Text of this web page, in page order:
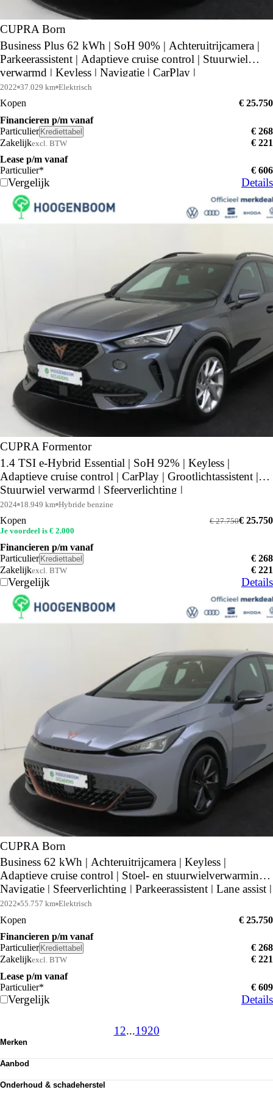
CUPRA Born
Business Plus 62 kWh | SoH 90% | Achteruitrijcamera |
Parkeerassistent | Adaptieve cruise control | Stuurwiel
verwarmd | Keyless | Navigatie | CarPlay |
2022 37.029 km Elektrisch
Kopen
€ 25.750
Financieren p/m vanaf
Particulier Krediettabel
€ 268
Zakelijkexcl. BTW
€ 221
Lease p/m vanaf
Particulier*
€ 606
Vergelijk Details
CUPRA Formentor
1.4 TSI e-Hybrid Essential | SoH 92% | Keyless |
Adaptieve cruise control | CarPlay | Grootlichtassistent |
Stuurwiel verwarmd | Sfeerverlichting |
2024 18.949 km Hybride benzine
Kopen € 25.750
€ 27.750
Je voordeel is € 2.000
Financieren p/m vanaf
Particulier Krediettabel
€ 268
Zakelijkexcl. BTW € 221
Vergelijk Details
CUPRA Born
Business 62 kWh | Achteruitrijcamera | Keyless |
Adaptieve cruise control | Stoel- en stuurwielverwarming |
Navigatie | Sfeerverlichting | Parkeerassistent | Lane assist |
2022 55.757 km Elektrisch
Kopen
€ 25.750
Financieren p/m vanaf
Particulier Krediettabel
€ 268
Zakelijkexcl. BTW
€ 221
Lease p/m vanaf
Particulier*
€ 609
Vergelijk Details
1 2...1920
Merken
Audi
Škoda
Aanbod
Voorraad nieuw
Onderhoud & schadeherstel